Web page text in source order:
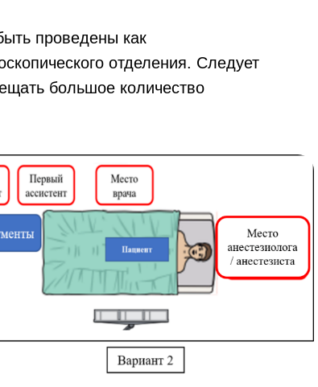
проведены как
отделения. Следует
большое количество